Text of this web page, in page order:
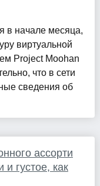
в начале месяца,
виртуальной
Project Moohan
что в сети
сведения об
ассорти
густое, как